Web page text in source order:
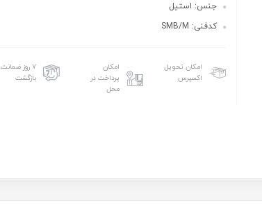
جنس: استیل
کدفنی: SMB/M
امکان تحویل
اکسپرس
امکان
پرداخت در
محل
۷ روز ضمانت
بازگشت